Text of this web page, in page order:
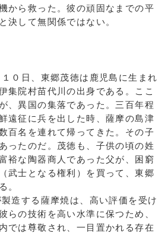
から救った。彼の頑固なまでの平
決して無関係ではない。
０日、東郷茂徳は鹿児島に生まれ
集院村苗代川の出身である。ここ
、異国の集落であった。三百年程
遠征に兵を出した時、薩摩の島津
百名を連れて帰ってきた。その子
ったのだ。茂徳も、子供の頃の姓
裕な陶器商人であった父が、困窮
武士となる権利）を買って、東郷
。
造する薩摩焼は、高い評価を受け
らの技術を高い水準に保つため、
では尊敬され、一目置かれる存在